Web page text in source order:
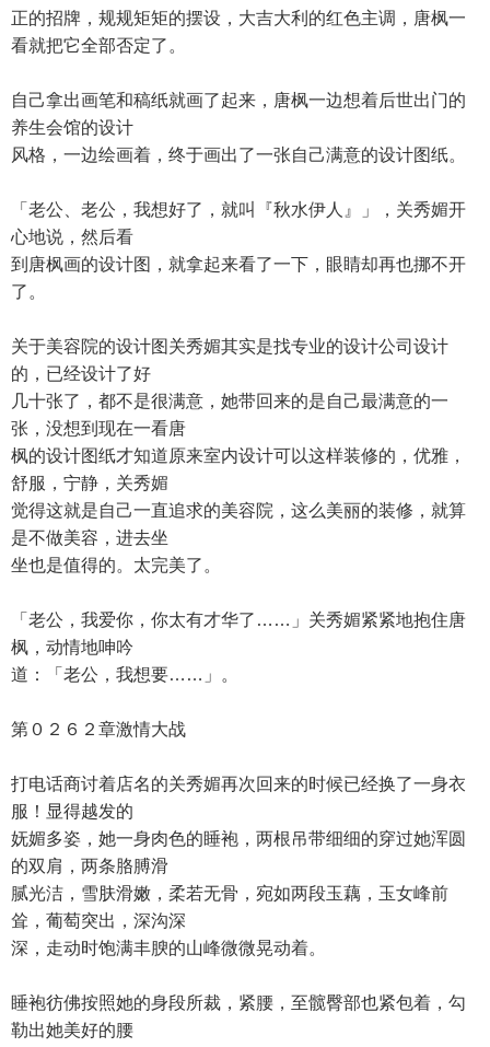
正的招牌，规规矩矩的摆设，大吉大利的红色主调，唐枫一
看就把它全部否定了。
自己拿出画笔和稿纸就画了起来，唐枫一边想着后世出门的
养生会馆的设计
风格，一边绘画着，终于画出了一张自己满意的设计图纸。
「老公、老公，我想好了，就叫『秋水伊人』」，关秀媚开
心地说，然后看
到唐枫画的设计图，就拿起来看了一下，眼睛却再也挪不开
了。
关于美容院的设计图关秀媚其实是找专业的设计公司设计
的，已经设计了好
几十张了，都不是很满意，她带回来的是自己最满意的一
张，没想到现在一看唐
枫的设计图纸才知道原来室内设计可以这样装修的，优雅，
舒服，宁静，关秀媚
觉得这就是自己一直追求的美容院，这么美丽的装修，就算
是不做美容，进去坐
坐也是值得的。太完美了。
「老公，我爱你，你太有才华了……」关秀媚紧紧地抱住唐
枫，动情地呻吟
道：「老公，我想要……」。
第０２６２章激情大战
打电话商讨着店名的关秀媚再次回来的时候已经换了一身衣
服！显得越发的
妩媚多姿，她一身肉色的睡袍，两根吊带细细的穿过她浑圆
的双肩，两条胳膊滑
腻光洁，雪肤滑嫩，柔若无骨，宛如两段玉藕，玉女峰前
耸，葡萄突出，深沟深
深，走动时饱满丰腴的山峰微微晃动着。
睡袍彷佛按照她的身段所裁，紧腰，至髋臀部也紧包着，勾
勒出她美好的腰